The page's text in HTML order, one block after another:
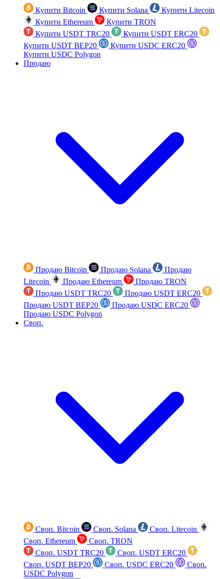
Купити Bitcoin Купити Solana
Купити Litecoin
Купити Ethereum
Купити TRON
Купити USDT TRC20
Купити USDT ERC20
Купити USDT BEP20
Купити USDC ERC20
Купити USDC Polygon
Продаю
Продаю Bitcoin Продаю Solana
Продаю
Litecoin
Продаю Ethereum
Продаю TRON
Продаю USDT TRC20
Продаю USDT ERC20
Продаю USDT BEP20
Продаю USDC ERC20
Продаю USDC Polygon
Своп.
Своп. Bitcoin Своп. Solana
Своп. Litecoin
Своп. Ethereum
Своп. TRON
Своп. USDT TRC20
Своп. USDT ERC20
Своп. USDT BEP20
Своп. USDC ERC20
Своп.
USDC Polygon